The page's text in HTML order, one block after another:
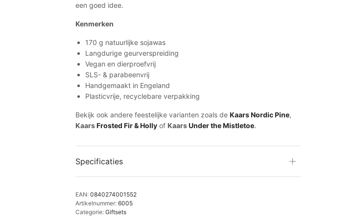
een goed idee.
Kenmerken
170 g natuurlijke sojawas
Langdurige geurverspreiding
Vegan en dierproefvrij
SLS- & parabeenvrij
Handgemaakt in Engeland
Plasticvrije, recyclebare verpakking
Bekijk ook andere feestelijke varianten zoals deKaars Nordic Pine,
KaarsFrosted Fir & Holly of KaarsUnder the Mistletoe.
Specificaties
EAN: 0840274001552
Artikelnummer: 6005
Categorie: Giftsets